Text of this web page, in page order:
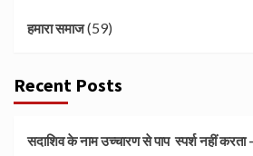
हमारा समाज(59)
Recent Posts
सदाशिव के नाम उच्चारण से पाप स्पर्श नहीं